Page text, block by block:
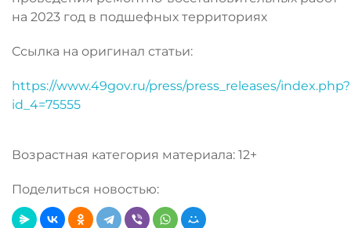
на 2023 год в подшефных территориях
Ссылка на оригинал статьи:
https://www.49gov.ru/press/press_releases/index.php?
id_4=75555
Возрастная категория материала: 12+
Поделиться новостью: